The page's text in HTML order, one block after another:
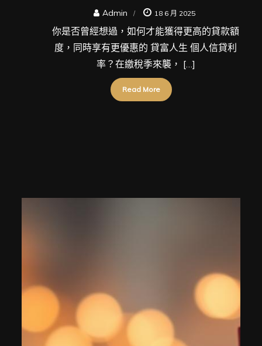
Admin 18 6 月 2025
你是否曾經想過，如何才能獲得更高的貸款額
度，同時享有更優惠的 貸富人生 個人信貸利
率？在繳稅季來襲， […]
Read More